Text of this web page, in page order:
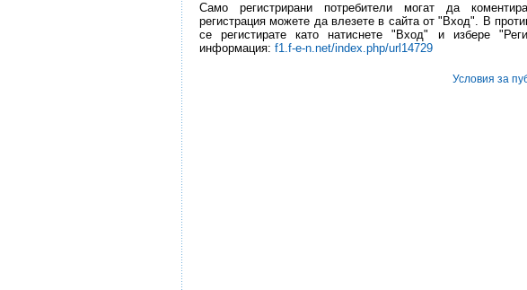
Само регистрирани потребители могат да
регистрация можете да влезете в сайта от "Вход". В
се регистирате като натиснете "Вход" и избере
информация: f1.f-e-n.net/index.php/url14729
Условия за